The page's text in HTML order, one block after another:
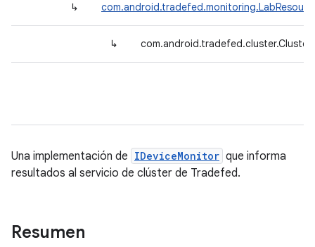
↳
↳
Una implementación de IDeviceMonitor que informa
resultados al servicio de clúster de Tradefed.
Resumen